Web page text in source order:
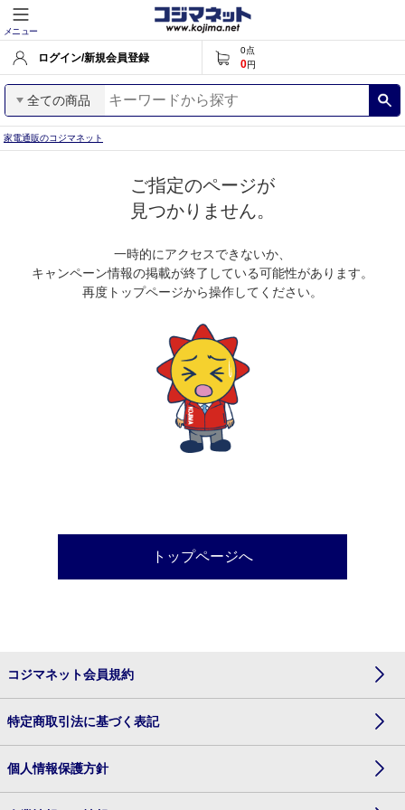
メニュー
ログイン/新規会員登録
0点
0円
全ての商品
家電通販のコジマネット
ご指定のページが
見つかりません。
一時的にアクセスできないか、
キャンペーン情報の掲載が終了している可能性があります。
再度トップページから操作してください。
トップページへ
コジマネット会員規約
特定商取引法に基づく表記
個人情報保護方針